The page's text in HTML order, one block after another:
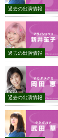
過去の出演情報
過去の出演情報
過去の出演情報